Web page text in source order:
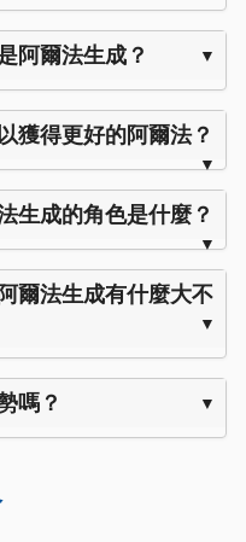
阿爾法生成？
獲得更好的阿爾法？
生成的角色是什麼？
爾法生成有什麼大不
嗎？